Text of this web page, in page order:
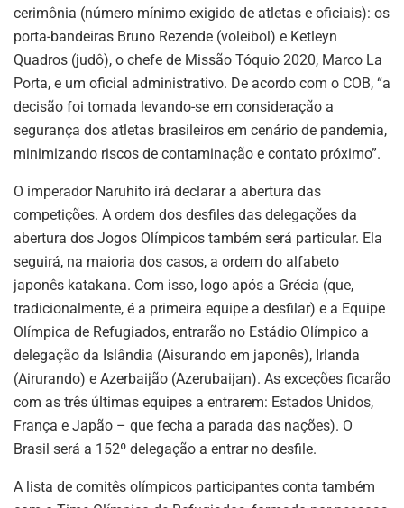
cerimônia (número mínimo exigido de atletas e oficiais): os
porta-bandeiras Bruno Rezende (voleibol) e Ketleyn
Quadros (judô), o chefe de Missão Tóquio 2020, Marco La
Porta, e um oficial administrativo. De acordo com o COB, “a
decisão foi tomada levando-se em consideração a
segurança dos atletas brasileiros em cenário de pandemia,
minimizando riscos de contaminação e contato próximo”.
O imperador Naruhito irá declarar a abertura das
competições. A ordem dos desfiles das delegações da
abertura dos Jogos Olímpicos também será particular. Ela
seguirá, na maioria dos casos, a ordem do alfabeto
japonês katakana. Com isso, logo após a Grécia (que,
tradicionalmente, é a primeira equipe a desfilar) e a Equipe
Olímpica de Refugiados, entrarão no Estádio Olímpico a
delegação da Islândia (Aisurando em japonês), Irlanda
(Airurando) e Azerbaijão (Azerubaijan). As exceções ficarão
com as três últimas equipes a entrarem: Estados Unidos,
França e Japão – que fecha a parada das nações). O
Brasil será a 152º delegação a entrar no desfile.
A lista de comitês olímpicos participantes conta também